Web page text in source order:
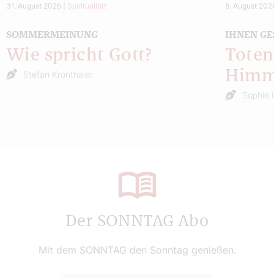
31. August 2026 Spiritualität
SOMMERMEINUNG
Wie spricht Gott?
Stefan Kronthaler
8. August
IHNEN
Sophie
Der SONNTAG Abo
Mit dem SONNTAG den Sonntag genießen.